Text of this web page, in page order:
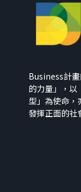
Business計
的力量」，以
型」為使命，
發揮正面的社